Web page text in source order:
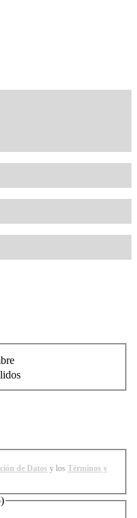
de Datos y los Términos y